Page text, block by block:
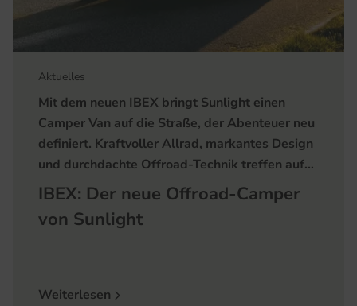
Aktuelles
Mit dem neuen IBEX bringt Sunlight einen
Camper Van auf die Straße, der Abenteuer neu
definiert. Kraftvoller Allrad, markantes Design
und durchdachte Offroad-Technik treffen auf…
IBEX: Der neue Offroad-Camper
von Sunlight
Weiterlesen